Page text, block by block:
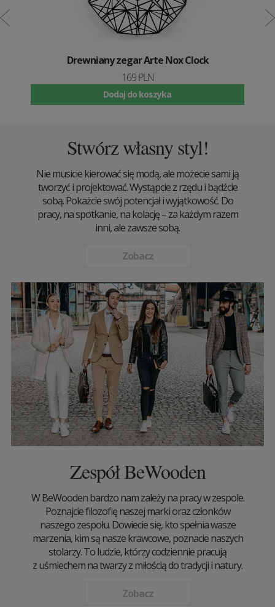
Drewniany zegar Arte Nox Clock
169 PLN
Dodaj do koszyka
Stwórz własny styl!
Nie musicie kierować się modą, ale możecie sami ją
tworzyć i projektować. Wystąpcie z rzędu i bądźcie
sobą. Pokażcie swój potencjał i wyjątkowość. Do
pracy, na spotkanie, na kolację – za każdym razem
inni, ale zawsze sobą.
Zobacz
Zespół BeWooden
W BeWooden bardzo nam zależy na pracy w zespole.
Poznajcie filozofię naszej marki oraz członków
naszego zespołu. Dowiecie się, kto spełnia wasze
marzenia, kim są nasze krawcowe, poznacie naszych
stolarzy. To ludzie, którzy codziennie pracują
z uśmiechem na twarzy z miłością do tradycji i natury.
Zobacz